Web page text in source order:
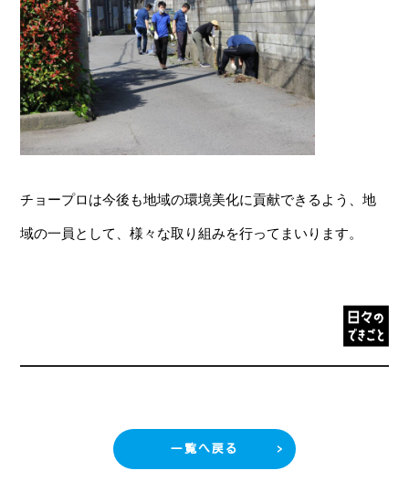
チョープロは今後も地域の環境美化に貢献できるよう、地
域の一員として、様々な取り組みを行ってまいります。
一覧へ戻る